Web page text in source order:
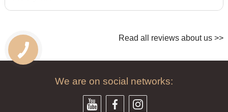
Read all reviews about us >>
We are on social networks: